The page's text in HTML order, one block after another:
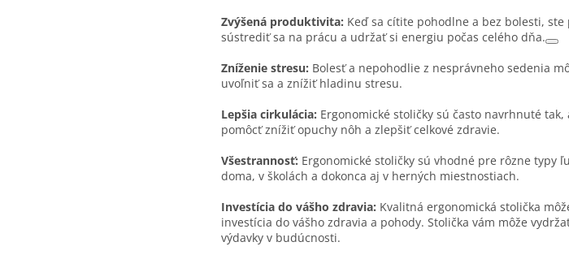
Zvýšená produktivita: Keď sa cítite pohodlne a bez bolesti,
sústrediť sa na prácu a udržať si energiu počas celého dňa.
Zníženie stresu: Bolesť a nepohodlie z nesprávneho sedenia
uvoľniť sa a znížiť hladinu stresu.
Lepšia cirkulácia: Ergonomické stoličky sú často navrhnuté
pomôcť znížiť opuchy nôh a zlepšiť celkové zdravie.
Všestrannosť: Ergonomické stoličky sú vhodné pre rôzne typy
doma, v školách a dokonca aj v herných miestnostiach.
Investícia do vášho zdravia: Kvalitná ergonomická stolička
investícia do vášho zdravia a pohody. Stolička vám môže
výdavky v budúcnosti.